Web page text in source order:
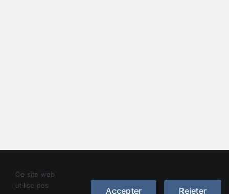
Avada| Tous droits réservés | Alimenté par
Ce site web
utilise des
Accepter Rejeter